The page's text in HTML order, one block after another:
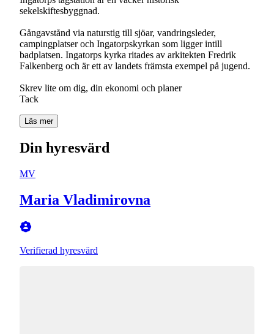
sekelskiftesbyggnad.
Gångavstånd via naturstig till sjöar, vandringsleder,
campingplatser och Ingatorpskyrkan som ligger intill
badplatsen. Ingatorps kyrka ritades av arkitekten Fredrik
Falkenberg och är ett av landets främsta exempel på jugend.
Skrev lite om dig, din ekonomi och planer
Läs mer
Din hyresvärd
MV
Maria Vladimirovna
Verifierad hyresvärd